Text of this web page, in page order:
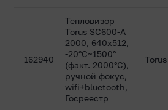
162940
Тепловизор
Torus SC600-A
2000, 640х512,
-20°C~1500°
(факт. 2000°C),
ручной фокус,
wifi+bluetooth,
Госреестр
Torus